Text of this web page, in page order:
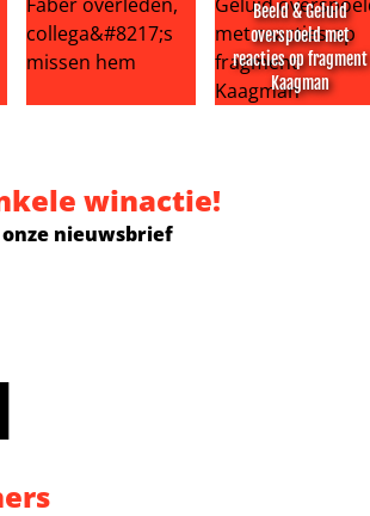
Beeld & Geluid
overspoeld met
reacties op fragment
Kaagman
winactie!
nieuwsbrief